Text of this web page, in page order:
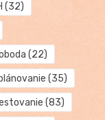
(32)
(22)
(35)
(83)